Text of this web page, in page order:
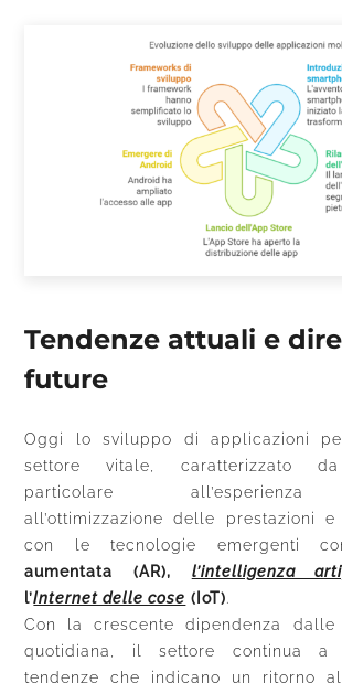
Tendenze attuali e
future
Oggi lo sviluppo di applicazioni
settore vitale, caratterizzato da
particolare all’esperienza
all’ottimizzazione delle prestazioni e
con le tecnologie emergenti
aumentata (AR),
l’intelligenza
l’Internet delle cose (IoT)
Con la crescente dipendenza
quotidiana, il settore continua a
tendenze che indicano un ritorno